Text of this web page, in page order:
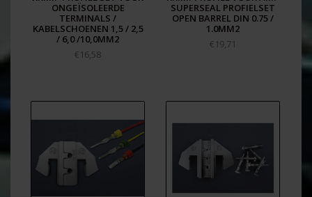
ONGEÏSOLEERDE
TERMINALS /
KABELSCHOENEN 1,5 / 2,5
/ 6,0 /10,0MM2
€16,58
SUPERSEAL PROFIELSET
OPEN BARREL DIN 0.75 /
1.0MM2
€19,71